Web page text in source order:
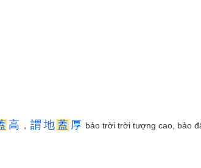
高 ， 謂 地 蓋 厚 bảo trời trời tượng cao, bảo